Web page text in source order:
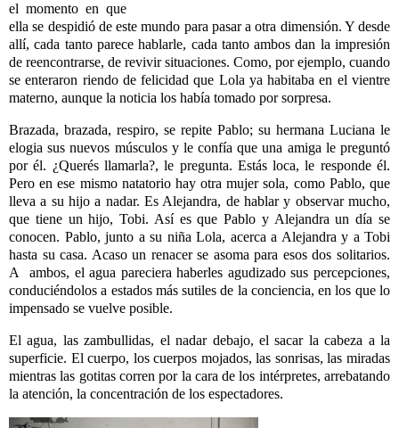
el momento en que
ella se despidió de este mundo para pasar a otra dimensión. Y desde
allí, cada tanto parece hablarle, cada tanto ambos dan la impresión
de reencontrarse, de revivir situaciones. Como, por ejemplo, cuando
se enteraron riendo de felicidad que Lola ya habitaba en el vientre
materno, aunque la noticia los había tomado por sorpresa.
Brazada, brazada, respiro, se repite Pablo; su hermana Luciana le
elogia sus nuevos músculos y le confía que una amiga le preguntó
por él. ¿Querés llamarla?, le pregunta. Estás loca, le responde él.
Pero en ese mismo natatorio hay otra mujer sola, como Pablo, que
lleva a su hijo a nadar. Es Alejandra, de hablar y observar mucho,
que tiene un hijo, Tobi. Así es que Pablo y Alejandra un día se
conocen. Pablo, junto a su niña Lola, acerca a Alejandra y a Tobi
hasta su casa. Acaso un renacer se asoma para esos dos solitarios.
A ambos, el agua pareciera haberles agudizado sus percepciones,
conduciéndolos a estados más sutiles de la conciencia, en los que lo
impensado se vuelve posible.
El agua, las zambullidas, el nadar debajo, el sacar la cabeza a la
superficie. El cuerpo, los cuerpos mojados, las sonrisas, las miradas
mientras las gotitas corren por la cara de los intérpretes, arrebatando
la atención, la concentración de los espectadores.